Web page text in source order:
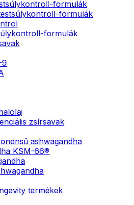
formulák
formulák
formulák
9
zsírsavak
ashwagandha
KSM-66®
termékek